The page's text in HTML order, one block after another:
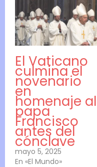
El Vaticano
culmina el
novenario
en
homenaje al
papa
Francisco
antes del
cónclave
mayo 5, 2025
En «El Mundo»